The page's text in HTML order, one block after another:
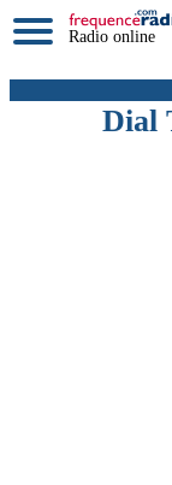
Radio online
Dial